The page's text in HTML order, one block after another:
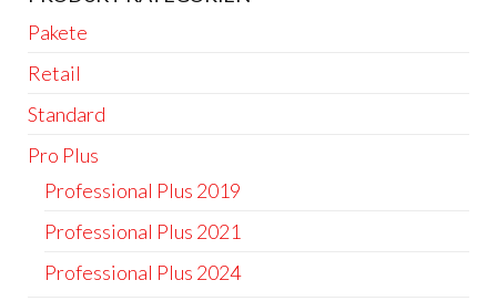
Pakete
Retail
Standard
Pro Plus
Professional Plus 2019
Professional Plus 2021
Professional Plus 2024